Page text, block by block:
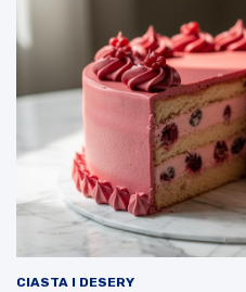
CIASTA I DESERY